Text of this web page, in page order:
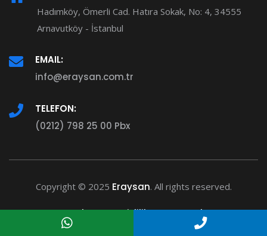
Hadımköy, Ömerli Cad. Hatıra Sokak, No: 4, 34555
Arnavutköy - İstanbul
EMAIL:
info@eraysan.com.tr
TELEFON:
(0212) 798 25 00 Pbx
Copyright © 2025 Eraysan. All rights reserved.
Şartlar Gizlilik Destek